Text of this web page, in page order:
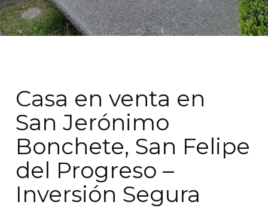
Casa en venta en
San Jerónimo
Bonchete, San Felipe
del Progreso –
Inversión Segura